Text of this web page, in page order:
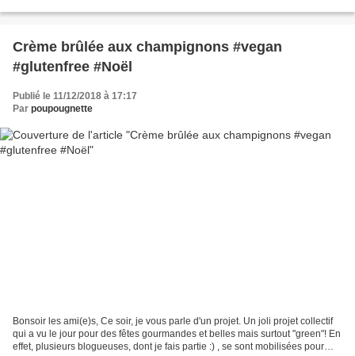
Crème brûlée aux champignons #vegan
#glutenfree #Noël
Publié le 11/12/2018 à 17:17
Par poupougnette
Bonsoir les ami(e)s, Ce soir, je vous parle d'un projet. Un joli projet collectif
qui a vu le jour pour des fêtes gourmandes et belles mais surtout "green"! En
effet, plusieurs blogueuses, dont je fais partie :) , se sont mobilisées pour